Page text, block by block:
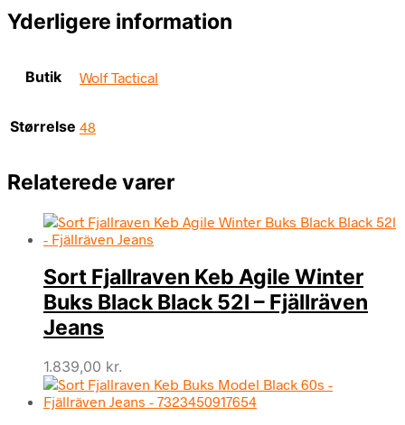
Yderligere information
Butik Wolf Tactical
Størrelse 48
Relaterede varer
Sort Fjallraven Keb Agile Winter
Buks Black Black 52l – Fjällräven
Jeans
1.839,00 kr.